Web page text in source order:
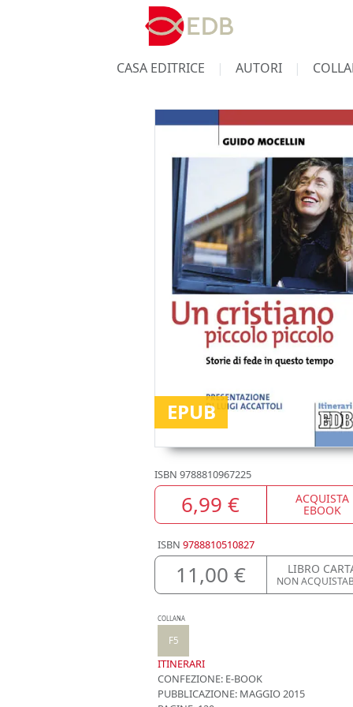
CASA EDITRICE AUTORI
EPUB
ISBN 9788810967225
6,99 € ACQUISTA
EBOOK
ISBN 9788810510827
11,00 € LIBRO
NON
COLLANA
F5
ITINERARI
CONFEZIONE: E-BOOK
PUBBLICAZIONE: MAGGIO 2015